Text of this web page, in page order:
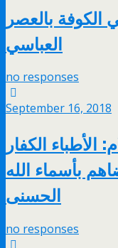
بالعصر
العباسي
no responses
September 16, 2018
الكفار
بأسماء الله
الحسنى
no responses